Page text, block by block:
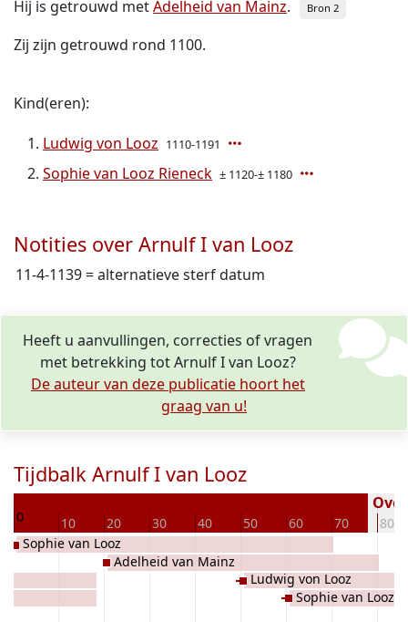
Hij is getrouwd metAdelheid van Mainz. Bron 2
Zij zijn getrouwd rond 1100.
Kind(eren):
Ludwig von Looz 1110-1191
Sophie van Looz Rieneck ± 1120-± 1180
Notities over Arnulf I van Looz
11-4-1139 = alternatieve sterf datum
Heeft u aanvullingen, correcties of vragen
met betrekking tot Arnulf I van Looz?
De auteur van deze publicatie hoort het
graag van u!
Tijdbalk Arnulf I van Looz
0 10 20 30 40 50 60 70 80
Sophie van Looz
Adelheid van Mainz
Ludwig von Looz
Sophie van Looz